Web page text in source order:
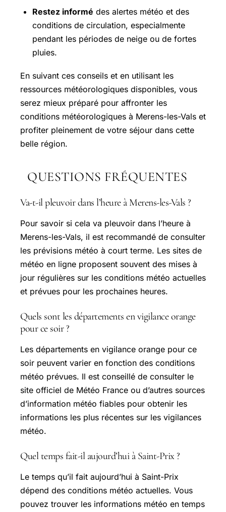
Restez informé des alertes météo et des
conditions de circulation, especialmente
pendant les périodes de neige ou de fortes
pluies.
En suivant ces conseils et en utilisant les
ressources météorologiques disponibles, vous
serez mieux préparé pour affronter les
conditions météorologiques à Merens-les-Vals et
profiter pleinement de votre séjour dans cette
belle région.
QUESTIONS FRÉQUENTES
Va-t-il pleuvoir dans l’heure à Merens-les-Vals ?
Pour savoir si cela va pleuvoir dans l’heure à
Merens-les-Vals, il est recommandé de consulter
les prévisions météo à court terme. Les sites de
météo en ligne proposent souvent des mises à
jour régulières sur les conditions météo actuelles
et prévues pour les prochaines heures.
Quels sont les départements en vigilance orange
pour ce soir ?
Les départements en vigilance orange pour ce
soir peuvent varier en fonction des conditions
météo prévues. Il est conseillé de consulter le
site officiel de Météo France ou d’autres sources
d’information météo fiables pour obtenir les
informations les plus récentes sur les vigilances
météo.
Quel temps fait-il aujourd’hui à Saint-Prix ?
Le temps qu’il fait aujourd’hui à Saint-Prix
dépend des conditions météo actuelles. Vous
pouvez trouver les informations météo en temps